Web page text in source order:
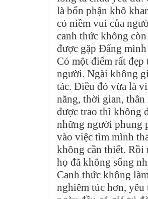
là bổn phận khô
có niềm vui của
canh thức không
được gặp Đấng mình
Có một điểm rất
người. Ngài không
tác. Điều đó vừa là
năng, thời gian, thân
được trao thì không
những người phung
vào việc tìm mình
không cần thiết.
họ đã không sống
Canh thức không
nghiêm túc hơn,